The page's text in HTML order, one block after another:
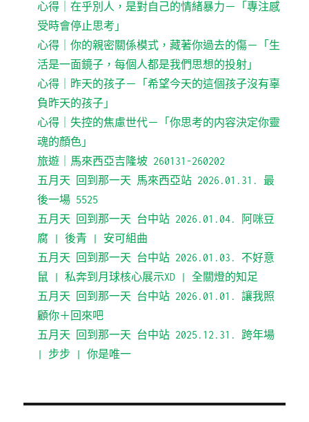
心得｜在乎別人，是對自己的情緒暴力－「專注感
受時會停止思考」
心得｜你的親密關係模式，藏著你過去的傷－「生
活是一面鏡子，每個人都是我們思想的投射」
心得｜昨天的孩子－「希望今天的這個孩子沒有辜
負昨天的孩子」
心得｜失控的焦慮世代－「你思考的内容決定你靈
魂的顏色」
旅遊｜馬來西亞吉隆坡 260131-260202
五月天 回到那一天 馬來西亞站 2026.01.31. 最
後一場 5525
五月天 回到那一天 台中站 2026.01.04. 阿咪豆
腐 | 後青 | 安可組曲
五月天 回到那一天 台中站 2026.01.03. 不好意
鼠 | 私奔到月球核心展示XD | 全關燈的知足
五月天 回到那一天 台中站 2026.01.01. 讓我照
顧你＋回來吧
五月天 回到那一天 台中站 2025.12.31. 跨年場
| 步步 | 你是唯一